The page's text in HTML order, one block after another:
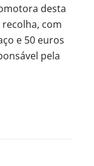
desta
com
e 50 euros
pela